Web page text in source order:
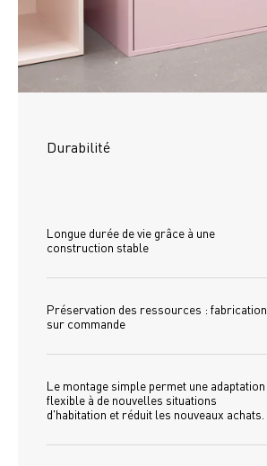
Durabilité
Longue durée de vie grâce à une
construction stable
Préservation des ressources : fabrication
sur commande
Le montage simple permet une adaptation
flexible à de nouvelles situations
d'habitation et réduit les nouveaux achats.